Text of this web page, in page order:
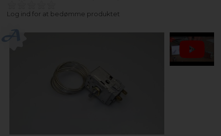
Log ind for at bedømme produktet